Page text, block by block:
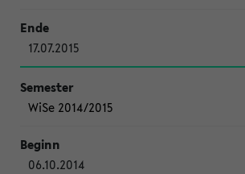
17.07.2015
WiSe 2014/2015
06.10.2014